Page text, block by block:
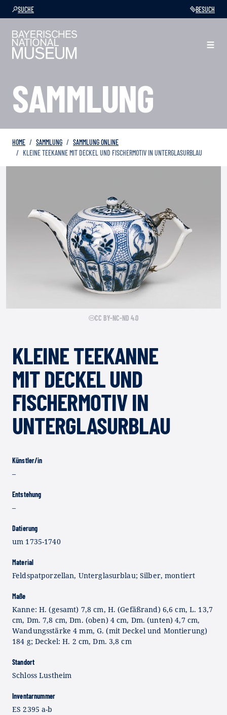
SUCHE BESUCH
SAMMLUNG
HOME SAMMLUNG
SAMMLUNG ONLINE
KLEINE TEEKANNE MIT DECKEL UND FISCHERMOTIV IN UNTERGLASURBLAU
CC BY-NC-ND 4.0
KLEINE TEEKANNE
MIT DECKEL UND
FISCHERMOTIV IN
UNTERGLASURBLAU
Künstler/in
–
Entstehung
–
Datierung
um 1735-1740
Material
Feldspatporzellan, Unterglasurblau; Silber, montiert
Maße
Kanne: H. (gesamt) 7,8 cm, H. (Gefäßrand) 6,6 cm, L. 13,7
cm, Dm. 7,8 cm, Dm. (oben) 4 cm, Dm. (unten) 4,7 cm,
Wandungsstärke 4 mm, G. (mit Deckel und Montierung)
184 g; Deckel: H. 2 cm, Dm. 3,8 cm
Standort
Schloss Lustheim
Inventarnummer
ES 2395 a-b